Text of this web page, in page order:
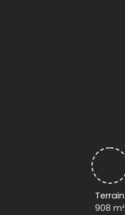
Terrain
908 m²